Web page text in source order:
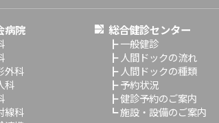
病院
外科
科
線科
総合健診センター
┣一般健診
┣ 人間ドックの流れ
┣ 人間ドックの種類
┣予約状況
┣健診予約のご案内
┗施設・設備のご案内